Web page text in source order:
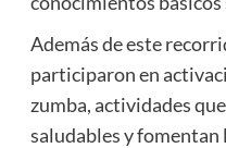
Además de este
participaron en
zumba, actividades
saludables y